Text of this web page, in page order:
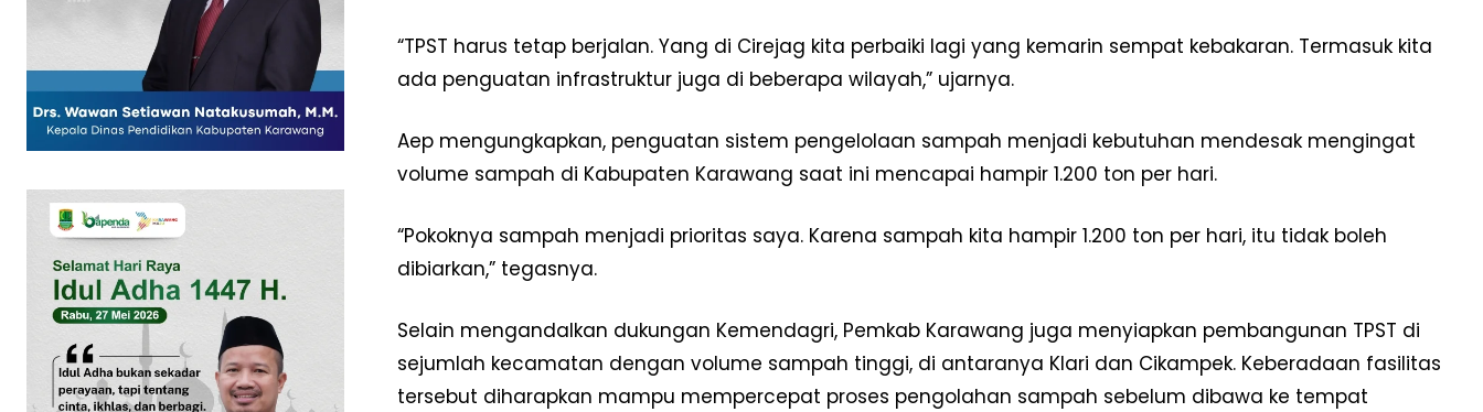
“TPST harus tetap berjalan. Yang di Cirejag kita perbaiki lagi yang kemarin sempat kebakaran. Termasuk kita
ada penguatan infrastruktur juga di beberapa wilayah,” ujarnya.
Aep mengungkapkan, penguatan sistem pengelolaan sampah menjadi kebutuhan mendesak mengingat
volume sampah di Kabupaten Karawang saat ini mencapai hampir 1.200 ton per hari.
“Pokoknya sampah menjadi prioritas saya. Karena sampah kita hampir 1.200 ton per hari, itu tidak boleh
dibiarkan,” tegasnya.
Selain mengandalkan dukungan Kemendagri, Pemkab Karawang juga menyiapkan pembangunan TPST di
sejumlah kecamatan dengan volume sampah tinggi, di antaranya Klari dan Cikampek. Keberadaan fasilitas
tersebut diharapkan mampu mempercepat proses pengolahan sampah sebelum dibawa ke tempat